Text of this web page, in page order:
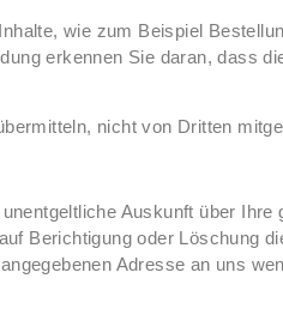
wie zum Beispiel
erkennen Sie daran, dass
nicht von Dritten
Auskunft über Ihre
Berichtigung oder Löschung
Adresse an uns